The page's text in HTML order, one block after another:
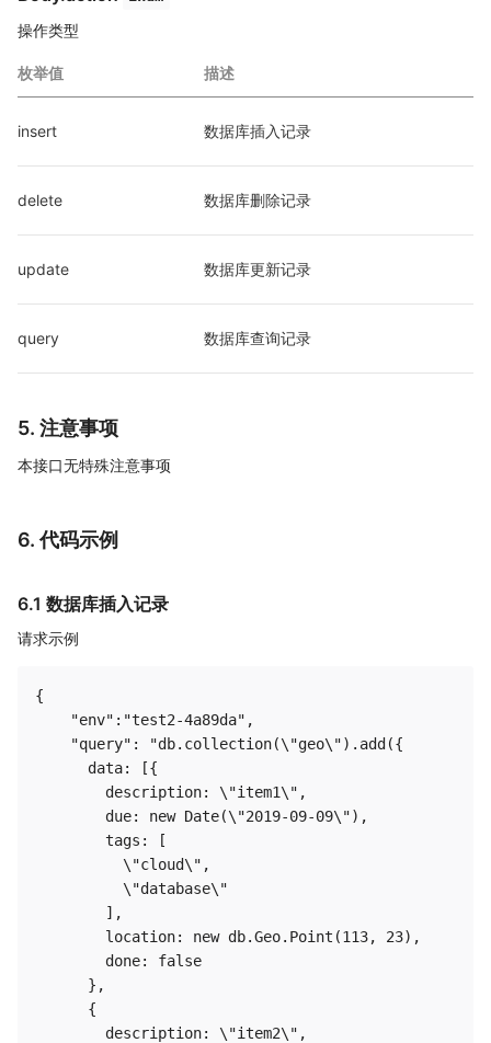
操作类型
枚举值 描述
insert 数据库插入记录
delete 数据库删除记录
update 数据库更新记录
query 数据库查询记录
5. 注意事项
本接口无特殊注意事项
6. 代码示例
6.1 数据库插入记录
请求示例
{
    "env":"test2-4a89da",
    "query": "db.collection(\"geo\").add({
      data: [{
        description: \"item1\",
        due: new Date(\"2019-09-09\"),
        tags: [
          \"cloud\",
          \"database\"
        ],
        location: new db.Geo.Point(113, 23),
        done: false
      },
      {
        description: \"item2\",